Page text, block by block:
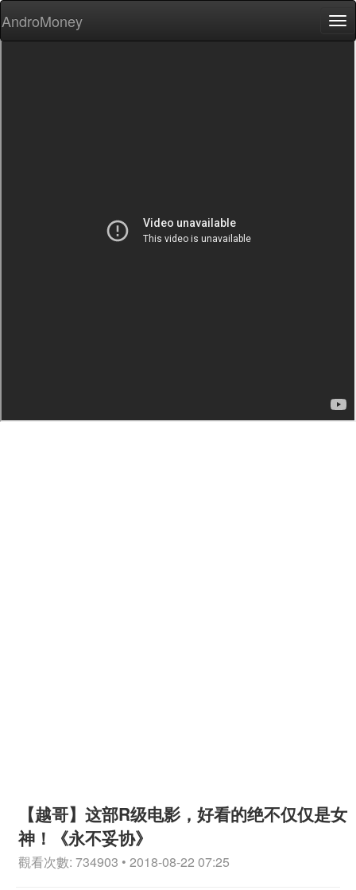
AndroMoney
【越哥】这部R级电影，好看的绝不仅仅是女
神！《永不妥协》
觀看次數: 734903 • 2018-08-22 07:25